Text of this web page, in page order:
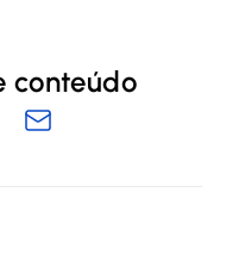
conteúdo